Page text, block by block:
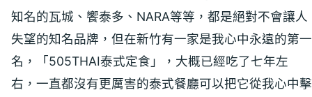
知名的瓦城、饗泰多、NARA等等，都是絕對不會讓人
失望的知名品牌，但在新竹有一家是我心中永遠的第一
名，「505THAI泰式定食」，大概已經吃了七年左
右，一直都沒有更厲害的泰式餐廳可以把它從我心中擊